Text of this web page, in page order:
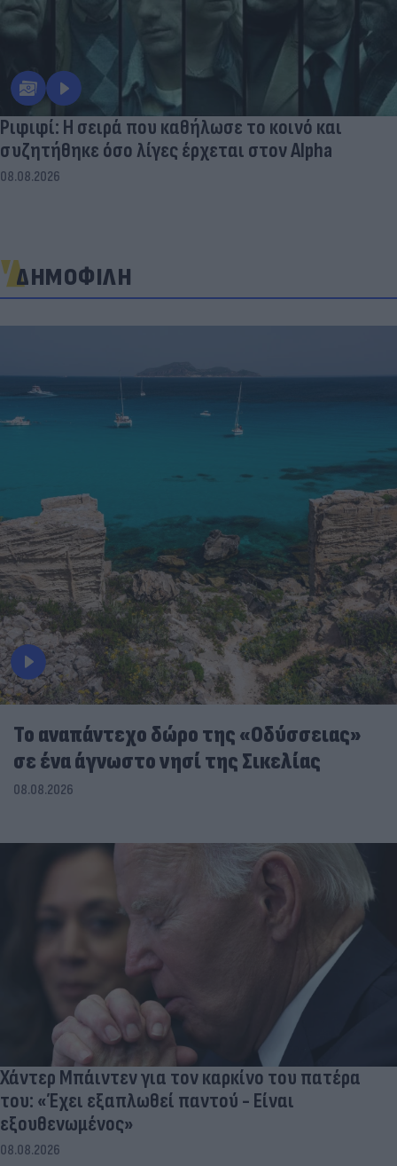
Ριφιφί: Η σειρά που καθήλωσε το κοινό και
συζητήθηκε όσο λίγες έρχεται στον Alpha
08.08.2026
ΔΗΜΟΦΙΛΗ
To αναπάντεχο δώρο της «Οδύσσειας»
σε ένα άγνωστο νησί της Σικελίας
08.08.2026
Χάντερ Μπάιντεν για τον καρκίνο του πατέρα
του: «Έχει εξαπλωθεί παντού - Είναι
εξουθενωμένος»
08.08.2026